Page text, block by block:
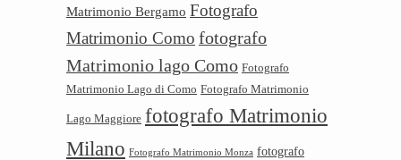
Matrimonio Bergamo Fotografo
Matrimonio Como fotografo
Matrimonio lago Como Fotografo
Matrimonio Lago di Como Fotografo Matrimonio
Lago Maggiore fotografo Matrimonio
Milano Fotografo Matrimonio Monza fotografo